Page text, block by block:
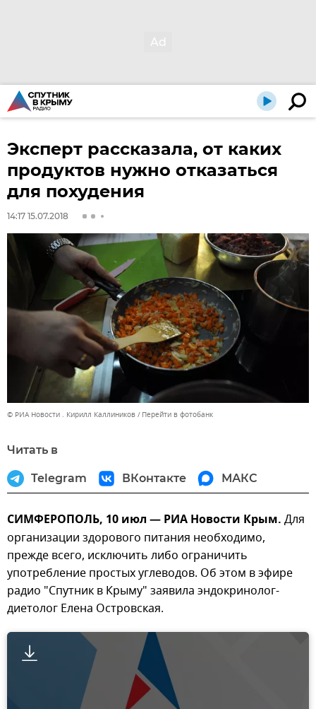
Эксперт рассказала, от каких
продуктов нужно отказаться
для похудения
14:17 15.07.2018
© РИА Новости . Кирилл Каллиников Перейти в фотобанк
Читать в
Telegram ВКонтакте МАКС
СИМФЕРОПОЛЬ, 10 июл — РИА Новости Крым. Для
организации здорового питания необходимо,
прежде всего, исключить либо ограничить
употребление простых углеводов. Об этом в эфире
радио "Спутник в Крыму" заявила эндокринолог-
диетолог Елена Островская.